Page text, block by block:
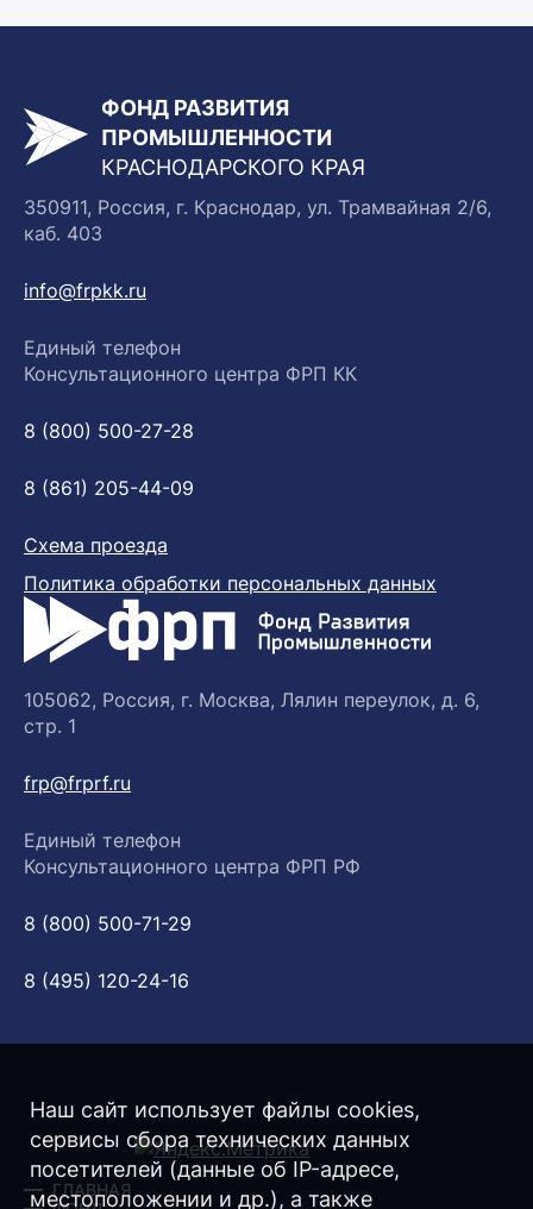
ФОНД РАЗВИТИЯ
ПРОМЫШЛЕННОСТИ
КРАСНОДАРСКОГО КРАЯ
350911, Россия, г. Краснодар, ул. Трамвайная 2/6,
каб. 403
info@frpkk.ru
Единый телефон
Консультационного центра ФРП КК
8 (800) 500-27-28
8 (861) 205-44-09
Схема проезда
Политика обработки персональных данных
105062, Россия, г. Москва, Лялин переулок, д. 6,
стр. 1
frp@frprf.ru
Единый телефон
Консультационного центра ФРП РФ
8 (800) 500-71-29
8 (495) 120-24-16
ГЛАВНАЯ
Наш сайт использует файлы cookies,
сервисы сбора технических данных
посетителей (данные об IP-адресе,
местоположении и др.), а также